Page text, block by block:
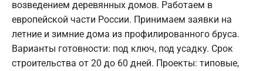
возведением деревянных домов. Работаем в
европейской части России. Принимаем заявки на
летние и зимние дома из профилированного бруса.
Варианты готовности: под ключ, под усадку. Срок
строительства от 20 до 60 дней. Проекты: типовые,